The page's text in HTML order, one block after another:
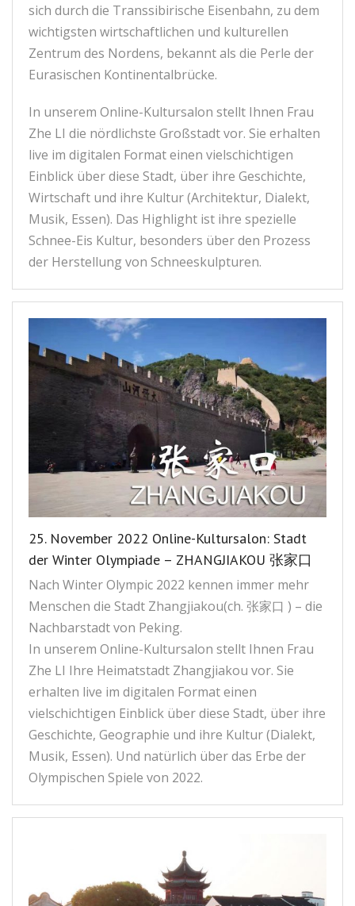
sich durch die Transsibirische Eisenbahn, zu dem
wichtigsten wirtschaftlichen und kulturellen
Zentrum des Nordens, bekannt als die Perle der
Eurasischen Kontinentalbrücke.
In unserem Online-Kultursalon stellt Ihnen Frau
Zhe LI die nördlichste Großstadt vor. Sie erhalten
live im digitalen Format einen vielschichtigen
Einblick über diese Stadt, über ihre Geschichte,
Wirtschaft und ihre Kultur (Architektur, Dialekt,
Musik, Essen). Das Highlight ist ihre spezielle
Schnee-Eis Kultur, besonders über den Prozess
der Herstellung von Schneeskulpturen.
25. November 2022 Online-Kultursalon: Stadt
der Winter Olympiade – ZHANGJIAKOU 张家口
Nach Winter Olympic 2022 kennen immer mehr
Menschen die Stadt Zhangjiakou(ch. 张家口 ) – die
Nachbarstadt von Peking.
In unserem Online-Kultursalon stellt Ihnen Frau
Zhe LI Ihre Heimatstadt Zhangjiakou vor. Sie
erhalten live im digitalen Format einen
vielschichtigen Einblick über diese Stadt, über ihre
Geschichte, Geographie und ihre Kultur (Dialekt,
Musik, Essen). Und natürlich über das Erbe der
Olympischen Spiele von 2022.